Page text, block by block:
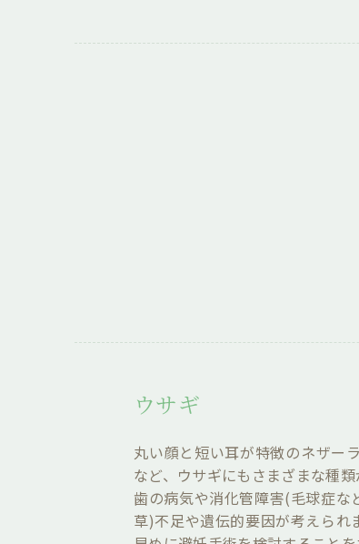
ウサギ
丸い顔と短い耳が特徴のネザー
など、ウサギにもさまざまな種類
歯の病気や消化管障害(毛球症
草)不足や遺伝的要因が考えられ